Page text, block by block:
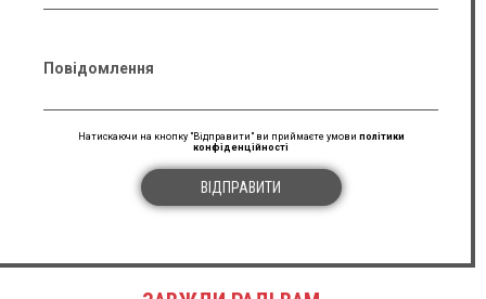
Повідомлення
Натискаючи на кнопку "Відправити" ви приймаєте умови політики
конфіденційності
ВІДПРАВИТИ